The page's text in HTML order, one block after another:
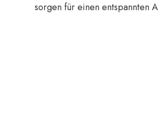
sorgen für einen entspannten